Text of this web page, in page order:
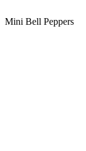
Mini Bell Peppers